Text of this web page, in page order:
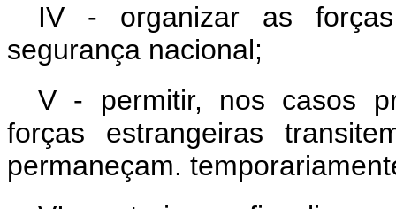
IV - organizar as
segurança nacional;
V - permitir, nos casos
forças estrangeiras
permaneçam.